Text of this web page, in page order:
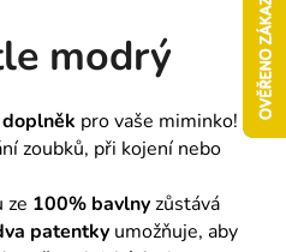
modrý
pro vaše miminko!
zoubků, při kojení nebo
ze 100% bavlnyzůstává
patentky umožňuje, aby